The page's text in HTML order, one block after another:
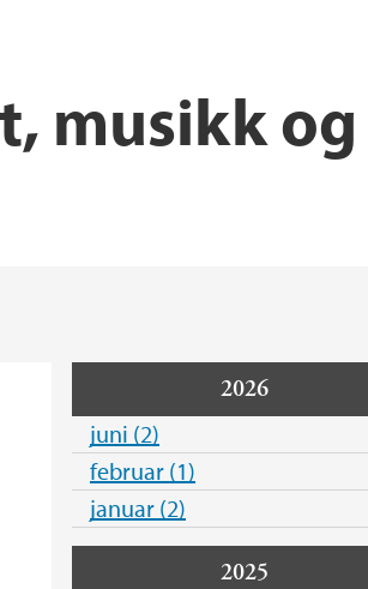
musikk og
2026
juni (2)
februar (1)
januar (2)
2025